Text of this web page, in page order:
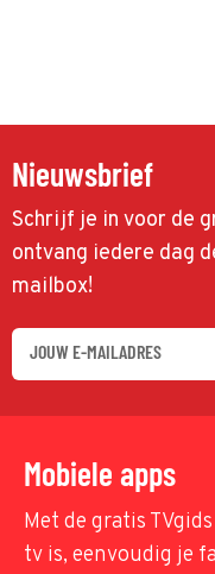
Nieuwsbrief
Schrijf je in voor de
ontvang iedere dag
mailbox!
Mobiele apps
Met de gratis
tv is, eenvoudig je